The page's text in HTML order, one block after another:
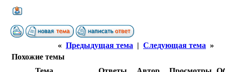
« Предыдущая тема | Следующая тема »
Похожие темы